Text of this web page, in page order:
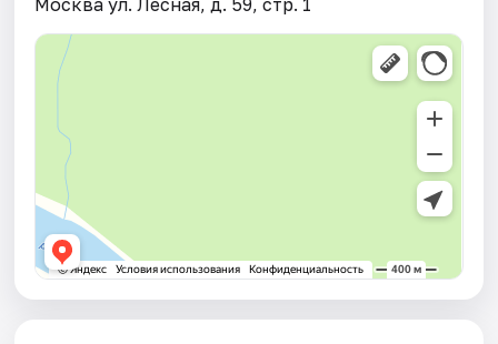
Москва ул. Лесная, д. 59, стр. 1